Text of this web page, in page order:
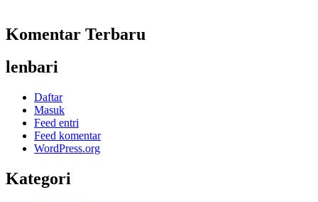
Komentar Terbaru
lenbari
Daftar
Masuk
Feed entri
Feed komentar
WordPress.org
Kategori